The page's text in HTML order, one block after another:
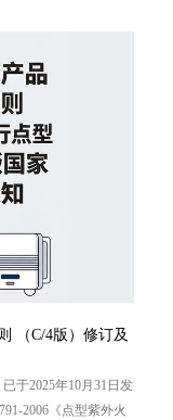
值：补齐储能安... ...
（C/4版）修订及
要求的通知
于2025年10月31日发
2006《点型紫外火